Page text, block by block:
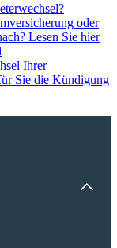
oder
Lesen Sie hier
Ihrer
Sie die Kündigung